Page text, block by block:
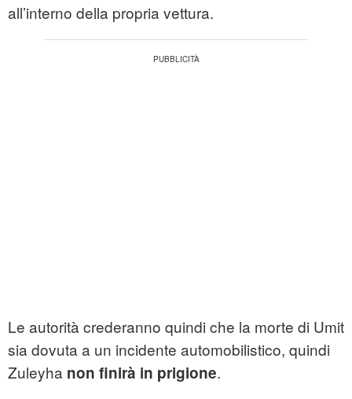
all’interno della propria vettura.
Le autorità crederanno quindi che la morte di Umit
sia dovuta a un incidente automobilistico, quindi
Zuleyha non finirà in prigione.